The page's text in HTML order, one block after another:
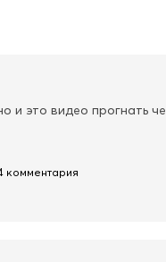
это видео прогнать
комментария